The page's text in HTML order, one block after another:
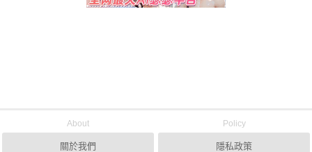
About
關於我們
Policy
隱私政策